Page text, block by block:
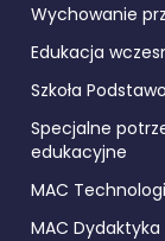
Wychowanie
Edukacja
Szkoła
Specjalne
edukacyjne
MAC
MAC Dydaktyka